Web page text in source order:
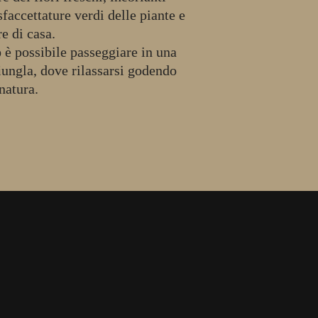
verdi delle piante e
di casa.
possibile passeggiare in una
dove rilassarsi godendo